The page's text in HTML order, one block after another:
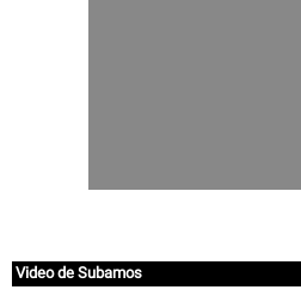
Video de Subamos